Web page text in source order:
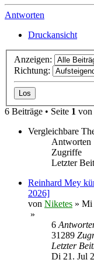
Antworten
Druckansicht
Anzeigen:
Richtung:
6 Beiträge • Seite 1 von
Vergleichbare
Antworten
Zugriffe
Letzter
Reinhard Mey
2026]
von Niketes » Mi
»
6
31289
Letzter
Di 21. Jul